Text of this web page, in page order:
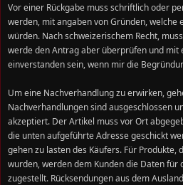
Vor einer Rückgabe muss schriftlich oder
werden, mit angaben von Gründen, welche
würden. Nach schweizerischem Recht,
werde den Antrag aber überprüfen und mit
einverstanden sein, wenn mir die
Um eine Nachverhandlung zu erwirken,
Nachverhandlungen sind ausgeschlossen
akzeptiert. Der Artikel muss vor Ort
die unten aufgeführte Adresse geschickt
gehen zu lasten des Käufers. Für Produkte,
wurden, werden dem Kunden die Daten für
zugestellt. Rücksendungen aus dem